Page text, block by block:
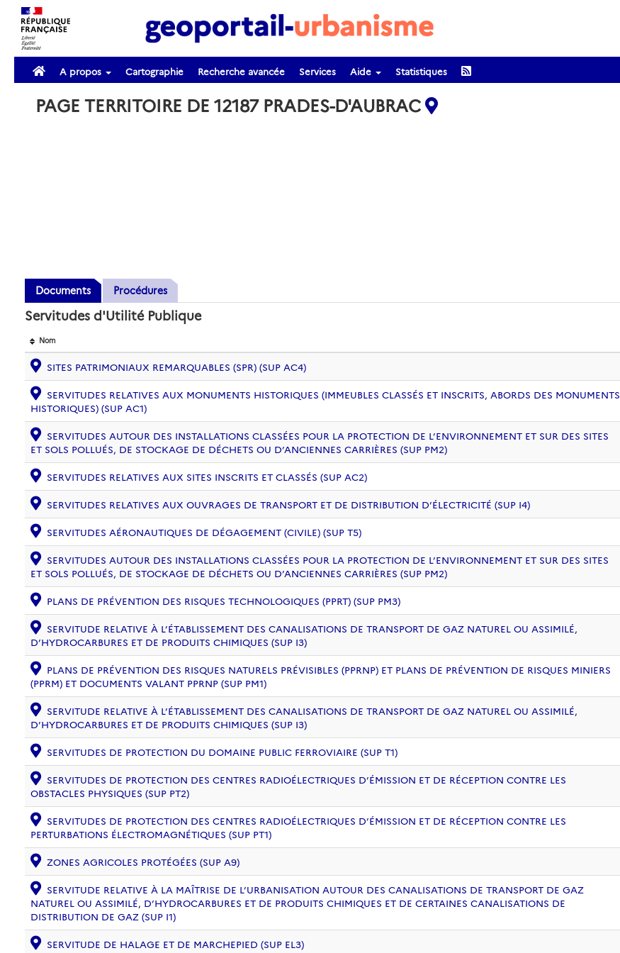
A propos Cartographie Recherche avancée Services Aide Statistiques
PAGE TERRITOIRE DE 12187 PRADES-D'AUBRAC
Documents
Procédures
Servitudes d'Utilité Publique
Nom
SITES PATRIMONIAUX REMARQUABLES (SPR) (SUP AC4)
SERVITUDES RELATIVES AUX MONUMENTS HISTORIQUES (IMMEUBLES CLASSÉS ET INSCRITS, ABORDS DES MONUMENTS
HISTORIQUES) (SUP AC1)
SERVITUDES AUTOUR DES INSTALLATIONS CLASSÉES POUR LA PROTECTION DE L’ENVIRONNEMENT ET SUR DES SITES
ET SOLS POLLUÉS, DE STOCKAGE DE DÉCHETS OU D’ANCIENNES CARRIÈRES (SUP PM2)
SERVITUDES RELATIVES AUX SITES INSCRITS ET CLASSÉS (SUP AC2)
SERVITUDES RELATIVES AUX OUVRAGES DE TRANSPORT ET DE DISTRIBUTION D’ÉLECTRICITÉ (SUP I4)
SERVITUDES AÉRONAUTIQUES DE DÉGAGEMENT (CIVILE) (SUP T5)
SERVITUDES AUTOUR DES INSTALLATIONS CLASSÉES POUR LA PROTECTION DE L’ENVIRONNEMENT ET SUR DES SITES
ET SOLS POLLUÉS, DE STOCKAGE DE DÉCHETS OU D’ANCIENNES CARRIÈRES (SUP PM2)
PLANS DE PRÉVENTION DES RISQUES TECHNOLOGIQUES (PPRT) (SUP PM3)
SERVITUDE RELATIVE À L’ÉTABLISSEMENT DES CANALISATIONS DE TRANSPORT DE GAZ NATUREL OU ASSIMILÉ,
D’HYDROCARBURES ET DE PRODUITS CHIMIQUES (SUP I3)
PLANS DE PRÉVENTION DES RISQUES NATURELS PRÉVISIBLES (PPRNP) ET PLANS DE PRÉVENTION DE RISQUES MINIERS
(PPRM) ET DOCUMENTS VALANT PPRNP (SUP PM1)
SERVITUDE RELATIVE À L’ÉTABLISSEMENT DES CANALISATIONS DE TRANSPORT DE GAZ NATUREL OU ASSIMILÉ,
D’HYDROCARBURES ET DE PRODUITS CHIMIQUES (SUP I3)
SERVITUDES DE PROTECTION DU DOMAINE PUBLIC FERROVIAIRE (SUP T1)
SERVITUDES DE PROTECTION DES CENTRES RADIOÉLECTRIQUES D’ÉMISSION ET DE RÉCEPTION CONTRE LES
OBSTACLES PHYSIQUES (SUP PT2)
SERVITUDES DE PROTECTION DES CENTRES RADIOÉLECTRIQUES D’ÉMISSION ET DE RÉCEPTION CONTRE LES
PERTURBATIONS ÉLECTROMAGNÉTIQUES (SUP PT1)
ZONES AGRICOLES PROTÉGÉES (SUP A9)
SERVITUDE RELATIVE À LA MAÎTRISE DE L’URBANISATION AUTOUR DES CANALISATIONS DE TRANSPORT DE GAZ
NATUREL OU ASSIMILÉ, D’HYDROCARBURES ET DE PRODUITS CHIMIQUES ET DE CERTAINES CANALISATIONS DE
DISTRIBUTION DE GAZ (SUP I1)
SERVITUDE DE HALAGE ET DE MARCHEPIED (SUP EL3)